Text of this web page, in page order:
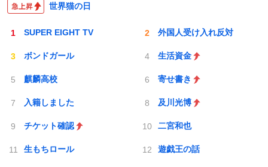
世界猫の日
SUPER EIGHT TV 外国人受け入れ反対
ボンドガール 生活資金
麒麟高校 寄せ書き
入籍しました 及川光博
チケット確認 二宮和也
生もちロール 遊戯王の話